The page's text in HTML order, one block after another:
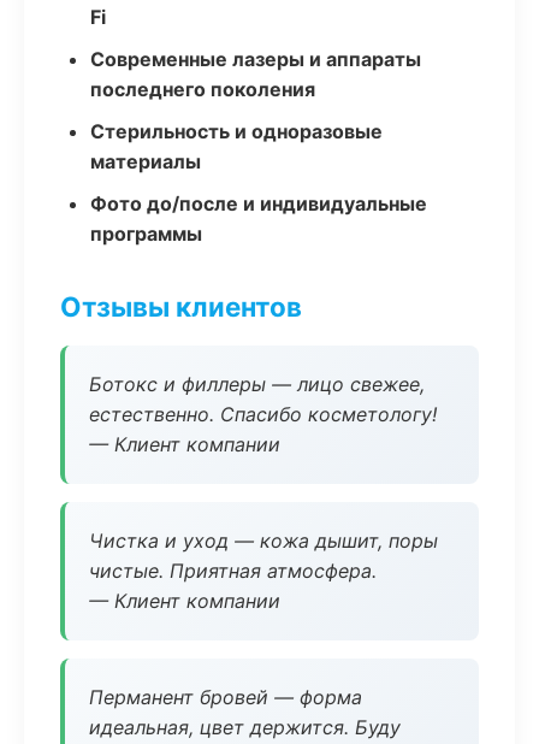
Fi
Современные лазеры и аппараты
последнего поколения
Стерильность и одноразовые
материалы
Фото до/после и индивидуальные
программы
Отзывы клиентов
Ботокс и филлеры — лицо свежее,
естественно. Спасибо косметологу!
— Клиент компании
Чистка и уход — кожа дышит, поры
чистые. Приятная атмосфера.
— Клиент компании
Перманент бровей — форма
идеальная, цвет держится. Буду